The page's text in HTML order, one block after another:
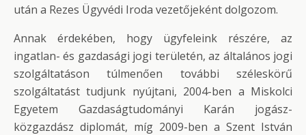
után a Rezes Ügyvédi Iroda vezetőjeként dolgozom.
Annak érdekében, hogy ügyfeleink részére, az
ingatlan- és gazdasági jogi területén, az általános jogi
szolgáltatáson túlmenően további széleskörű
szolgáltatást tudjunk nyújtani, 2004-ben a Miskolci
Egyetem Gazdaságtudományi Karán jogász-
közgazdász diplomát, míg 2009-ben a Szent István